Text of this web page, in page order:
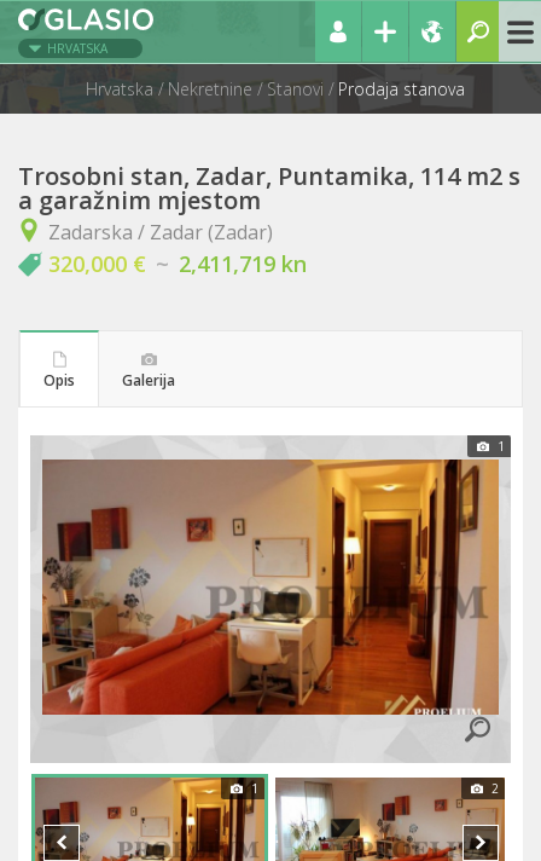
HRVATSKA
Hrvatska Nekretnine Stanovi Prodaja stanova
Trosobni stan, Zadar, Puntamika, 114 m2 s
a garažnim mjestom
Zadarska / Zadar (Zadar)
320,000 € ~ 2,411,719 kn
Opis Galerija
1
1 2